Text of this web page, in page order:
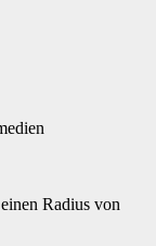
Radius von